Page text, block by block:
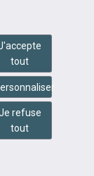
tout
refuse
tout